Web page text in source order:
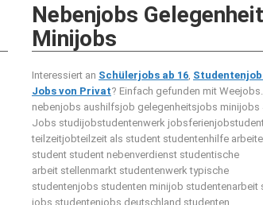
Nebenjobs
Minijobs
Interessiert an Schülerjobs ab 16
Jobs von Privat? Einfach gefunden mit Weejobs.
nebenjobs aushilfsjob gelegenheitsjobs minijobs
Jobs studijobstudentenwerk
teilzeitjobteilzeit als student studentenhilfe
student student nebenverdienst studentische
arbeit stellenmarkt studentenwerk typische
studentenjobs studenten minijob studentenarbeit
jobs studentenjobs deutschland studenten